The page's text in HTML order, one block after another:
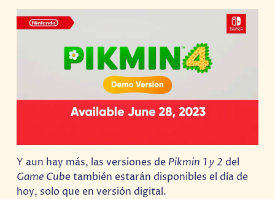
Y aun hay más, las versiones de Pikmin 1 y 2 del
Game Cube también estarán disponibles el día de
hoy, solo que en versión digital.